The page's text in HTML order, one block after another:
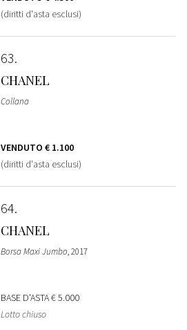
(diritti d'asta esclusi)
63
CHANEL
Collana
VENDUTO € 1.100
(diritti d'asta esclusi)
64
CHANEL
Borsa Maxi Jumbo, 2017
BASE D'ASTA€ 5.000
Lotto chiuso